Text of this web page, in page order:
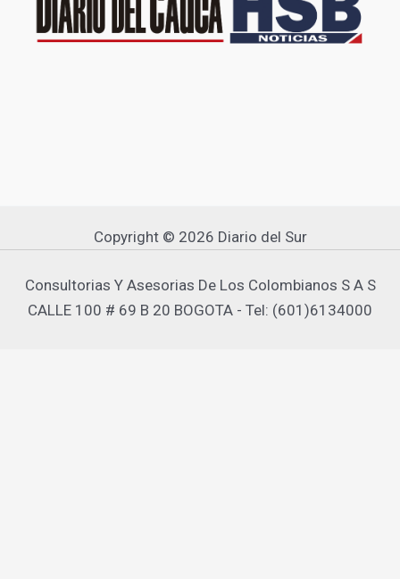
Copyright © 2026 Diario del Sur
Consultorias Y Asesorias De Los Colombianos S A S
CALLE 100 # 69 B 20 BOGOTA - Tel: (601)6134000